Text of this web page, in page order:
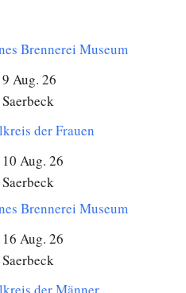
Brennerei Museum
9 Aug. 26
Saerbeck
der Frauen
10 Aug. 26
Saerbeck
Brennerei Museum
16 Aug. 26
Saerbeck